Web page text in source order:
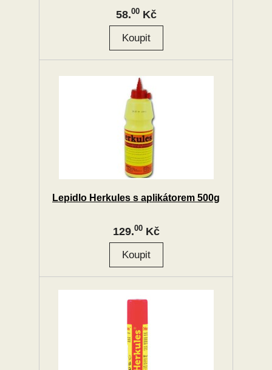
58.00Kč
Lepidlo Herkules s aplikátorem 500g
129.00Kč